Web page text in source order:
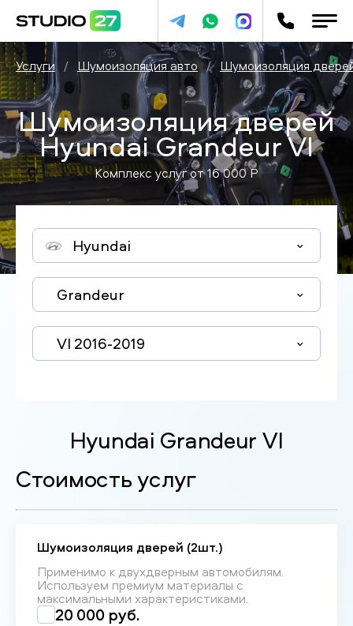
Услуги / Шумоизоляция авто / Шумоизоляция
Шумоизоляция дверей
Hyundai Grandeur VI
Комплекс услуг от16 000P
Hyundai
Grandeur
VI 2016-2019
Hyundai Grandeur VI
Стоимость услуг
Шумоизоляция дверей (2шт.)
Применимо к двухдверным автомобилям.
Используем премиум материалы с
максимальными характеристиками.
20 000 руб.